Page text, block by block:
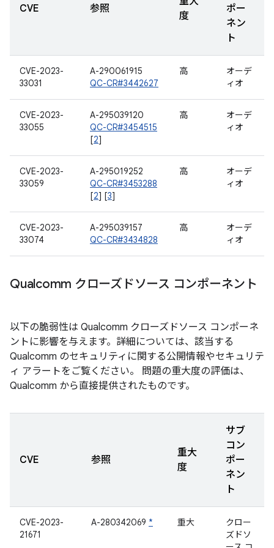
CVE 参照
度
ポー
ネン
ト
CVE-2023-
33031
A-290061915
QC-CR#3442627
高
オーデ
ィオ
CVE-2023-
33055
A-295039120
QC-CR#3454515
[2]
高
オーデ
ィオ
CVE-2023-
33059
A-295019252
QC-CR#3453288
[2] [3]
高
オーデ
ィオ
CVE-2023-
33074
A-295039157
QC-CR#3434828
高
オーデ
ィオ
Qualcomm クローズドソース コンポーネント
以下の脆弱性は Qualcomm クローズドソース コンポーネ
ントに影響を与えます。詳細については、該当する
Qualcomm のセキュリティに関する公開情報やセキュリテ
ィ アラートをご覧ください。 問題の重大度の評価は、
Qualcomm から直接提供されたものです。
CVE 参照
重大
度
サブ
コン
ポー
ネン
ト
CVE-2023-
21671
A-280342069 * 重大
クロー
ズドソ